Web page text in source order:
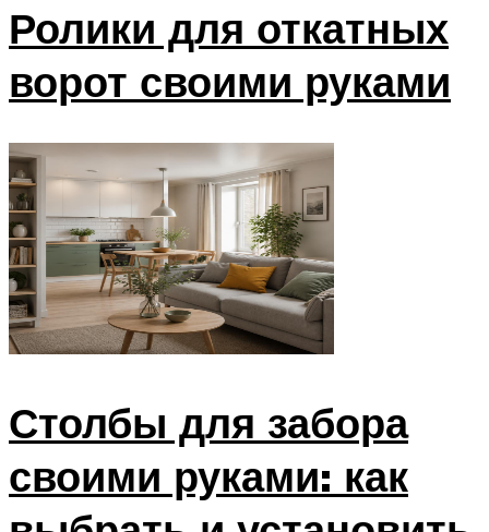
Ролики для откатных
ворот своими руками
Столбы для забора
своими руками: как